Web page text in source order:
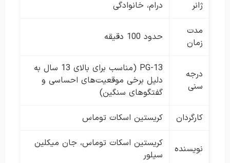
ژانر درام، خانوادگی
مدت
زمان
حدود 100 دقیقه
درجه
سنی
PG-13 (مناسب برای بالای 13 سال به
دلیل برخی موقعیت‌های احساسی و
گفتگوهای سنگین)
کارگردان کریستین اسکات توماس
نویسنده
کریستین اسکات توماس، جان میکلین
سیلور